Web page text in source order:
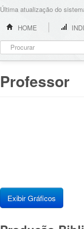
Última atualização do
HOME
Professor
Exibir Gráficos